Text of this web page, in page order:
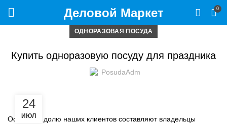
Деловой Маркет 0
ОДНОРАЗОВАЯ ПОСУДА
Купить одноразовую посуду для праздника
PosudaAdm
24
ИЮЛ
Основную долю наших клиентов составляют владельцы